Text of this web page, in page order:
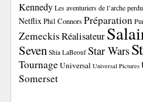
Kennedy Les aventuriers de l’arche
NetflixPhil ConnorsPréparation
ZemeckisRéalisateur
Seven Shia LaBeouf Star Wars
TournageUniversal Universal Pictures
Somerset